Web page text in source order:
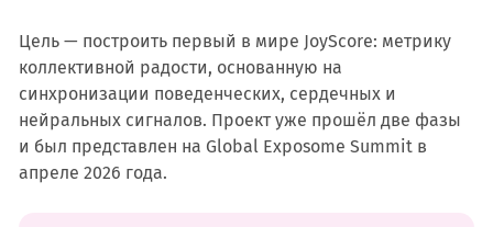
Цель — построить первый в мире JoyScore: метрику
коллективной радости, основанную на
синхронизации поведенческих, сердечных и
нейральных сигналов. Проект уже прошёл две фазы
и был представлен на Global Exposome Summit в
апреле 2026 года.